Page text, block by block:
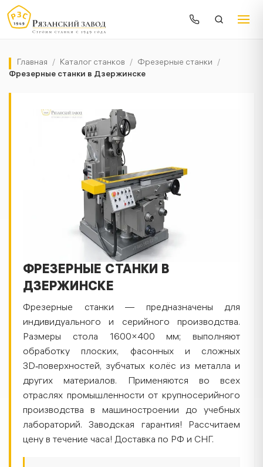
Главная / Каталог станков / Фрезерные станки /
Фрезерные станки в Дзержинске
ФРЕЗЕРНЫЕ СТАНКИ В
ДЗЕРЖИНСКЕ
Фрезерные станки — предназначены для
индивидуального и серийного производства.
Размеры стола 1600×400 мм; выполняют
обработку плоских, фасонных и сложных
3D‑поверхностей, зубчатых колёс из металла и
других материалов. Применяются во всех
отраслях промышленности от крупносерийного
производства в машиностроении до учебных
лабораторий. Заводская гарантия! Рассчитаем
цену в течение часа! Доставка по РФ и СНГ.